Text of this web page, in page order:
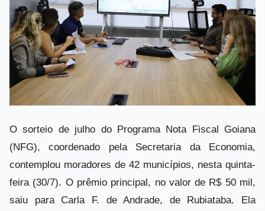
O sorteio de julho do Programa Nota Fiscal Goiana
(NFG), coordenado pela Secretaria da Economia,
contemplou moradores de 42 municípios, nesta quinta-
feira (30/7). O prêmio principal, no valor de R$ 50 mil,
saiu para Carla F. de Andrade, de Rubiataba. Ela